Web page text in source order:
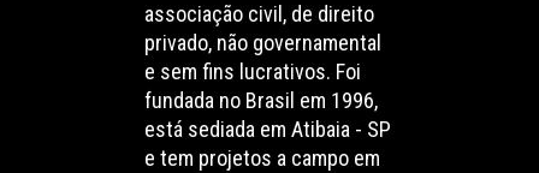
associação civil, de direito
privado, não governamental
e sem fins lucrativos. Foi
fundada no Brasil em 1996,
está sediada em Atibaia - SP
e tem projetos a campo em